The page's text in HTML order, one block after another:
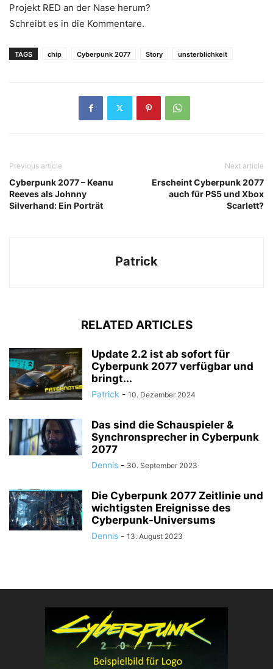
Projekt RED an der Nase herum?
Schreibt es in die Kommentare.
TAGS chip Cyberpunk 2077 Story unsterblichkeit
Previous article
Cyberpunk 2077 – Keanu
Reeves als Johnny
Silverhand: Ein Porträt
Next article
Erscheint Cyberpunk 2077
auch für PS5 und Xbox
Scarlett?
Patrick
RELATED ARTICLES
Update 2.2 ist ab sofort für
Cyberpunk 2077 verfügbar und
bringt...
Patrick - 10. Dezember 2024
Das sind die Schauspieler &
Synchronsprecher in Cyberpunk
2077
Dennis - 30. September 2023
Die Cyberpunk 2077 Zeitlinie und
wichtigsten Ereignisse des
Cyberpunk-Universums
Dennis - 13. August 2023